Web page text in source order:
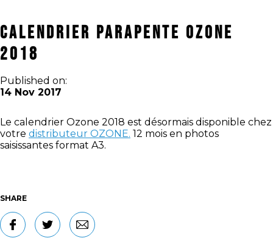
CALENDRIER PARAPENTE OZONE
2018
Published on:
14 Nov 2017
Le calendrier Ozone 2018 est désormais disponible chez
votre distributeur OZONE. 12 mois en photos
saisissantes format A3.
SHARE